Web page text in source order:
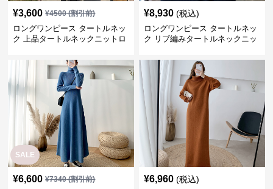
¥3,600 ¥4500(割引前)
ロングワンピース タートルネッ
ク 上品タートルネックニットロ
¥8,930 (税込)
ロングワンピース タートルネッ
ク リブ編みタートルネックニッ
SALE
¥6,600 ¥7340(割引前) ¥6,960 (税込)